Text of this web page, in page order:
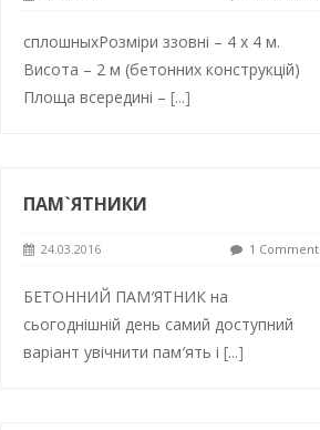
сплошныхРозміри ззовні – 4 х 4 м.
Висота – 2 м (бетонних конструкцій)
Площа всередині – [...]
ПАМ`ЯТНИКИ
24.03.2016 1 Comment
БЕТОННИЙ ПАМ′ЯТНИК на
сьогоднішній день самий доступний
варіант увічнити пам′ять і [...]